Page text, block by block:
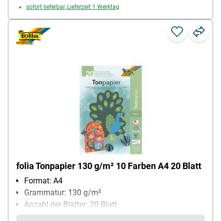
sofort lieferbar, Lieferzeit 1 Werktag
folia Tonpapier 130 g/m² 10 Farben A4 20 Blatt
Format: A4
Grammatur: 130 g/m²
Anzahl der Blätter: 20 Blatt